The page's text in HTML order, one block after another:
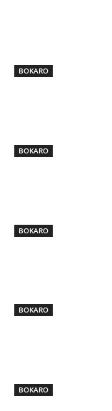
BOKARO
BOKARO
BOKARO
BOKARO
BOKARO